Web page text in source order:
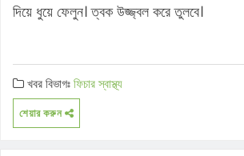
দিয়ে ধুয়ে ফেলুন। ত্বক উজ্জ্বল করে তুলবে।
খবর বিভাগঃফিচারস্বাস্থ্য
শেয়ার করুন